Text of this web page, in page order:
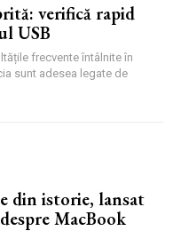
verifică rapid
USB
frecvente întâlnite în
sunt adesea legate de
din istorie, lansat
MacBook